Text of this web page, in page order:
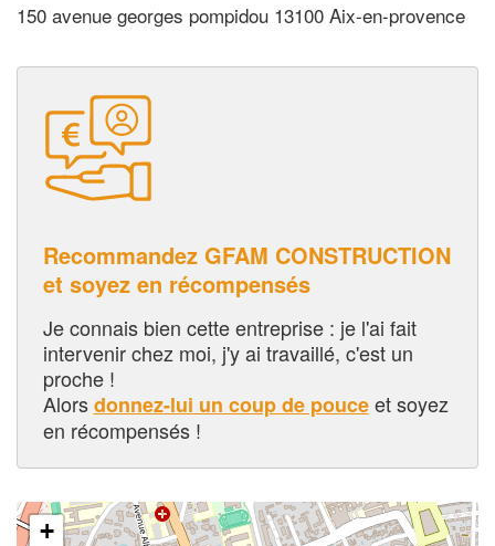
150 avenue georges pompidou 13100 Aix-en-provence
Recommandez GFAM CONSTRUCTION
et soyez en récompensés
Je connais bien cette entreprise : je l'ai fait
intervenir chez moi, j'y ai travaillé, c'est un
proche !
Alorsdonnez-lui un coup de pouceet soyez
en récompensés !
+